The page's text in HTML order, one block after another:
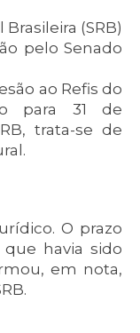
Brasileira (SRB)
pelo Senado
ao Refis do
para 31 de
trata-se de
O prazo
havia sido
em nota,